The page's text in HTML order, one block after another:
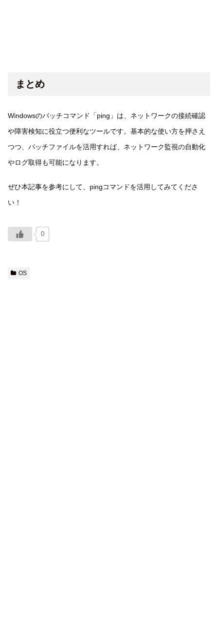
まとめ
Windowsのバッチコマンド「ping」は、ネットワークの接続確認
や障害検知に役立つ便利なツールです。基本的な使い方を押さえ
つつ、バッチファイルを活用すれば、ネットワーク監視の自動化
やログ取得も可能になります。
ぜひ本記事を参考にして、pingコマンドを活用してみてくださ
い！
0
OS